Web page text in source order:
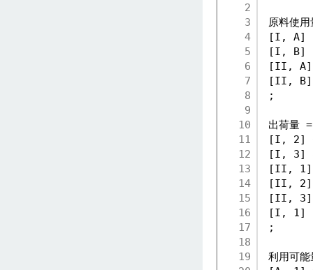
2
3
4
5
6
7
8
9
10
11
12
13
14
15
16
17
18
19
原料使
[I, A]
[I, B]
[II, A]
[II, B]
;
出荷量 =
[I, 2]
[I, 3]
[II, 1]
[II, 2]
[II, 3]
[I, 1]
;
利用可